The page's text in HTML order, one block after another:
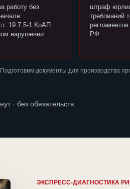
работу без
19.7.5-1 КоАП
нарушении
штраф
требований
РФ
документы для производства
· без обязательств
ЭКСПРЕСС-ДИАГНОСТИКА